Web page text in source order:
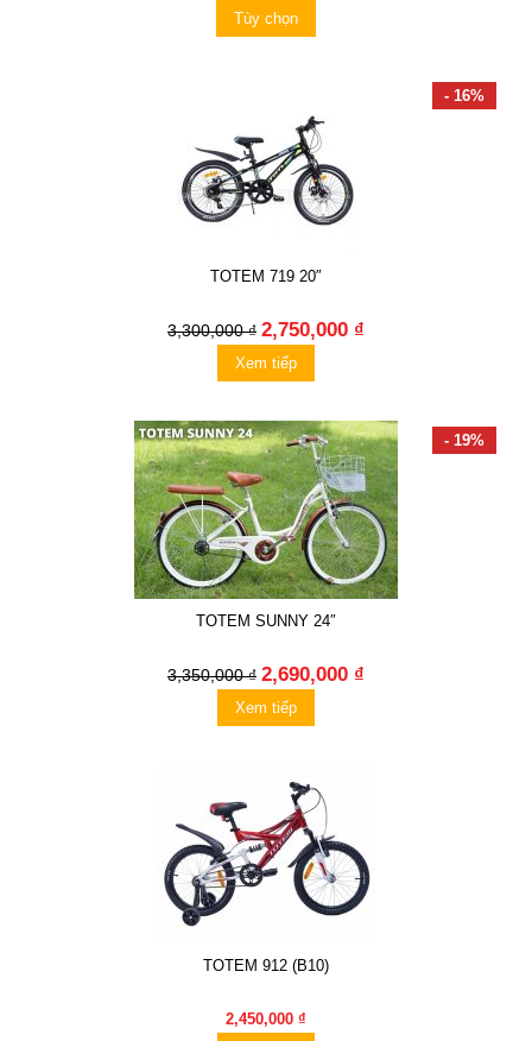
Tùy chọn
- 16%
TOTEM 719 20″
3,300,000 ₫ 2,750,000 ₫
Xem tiếp
- 19%
TOTEM SUNNY 24″
3,350,000 ₫ 2,690,000 ₫
Xem tiếp
TOTEM 912 (B10)
2,450,000 ₫